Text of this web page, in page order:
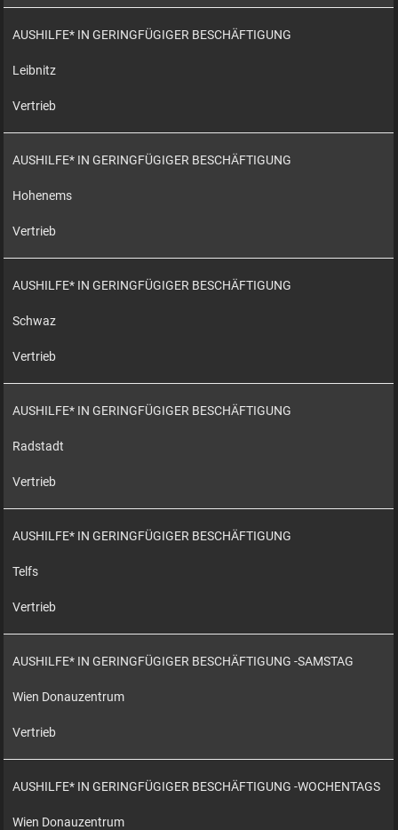
AUSHILFE* IN GERINGFÜGIGER BESCHÄFTIGUNG
Leibnitz
Vertrieb
AUSHILFE* IN GERINGFÜGIGER BESCHÄFTIGUNG
Hohenems
Vertrieb
AUSHILFE* IN GERINGFÜGIGER BESCHÄFTIGUNG
Schwaz
Vertrieb
AUSHILFE* IN GERINGFÜGIGER BESCHÄFTIGUNG
Radstadt
Vertrieb
AUSHILFE* IN GERINGFÜGIGER BESCHÄFTIGUNG
Telfs
Vertrieb
AUSHILFE* IN GERINGFÜGIGER BESCHÄFTIGUNG -SAMSTAG
Wien Donauzentrum
Vertrieb
AUSHILFE* IN GERINGFÜGIGER BESCHÄFTIGUNG -WOCHENTAGS
Wien Donauzentrum